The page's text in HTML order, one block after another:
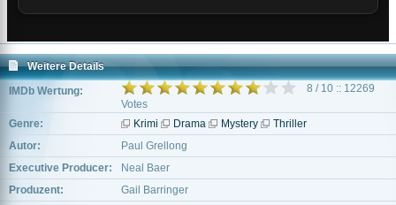
Weitere Details
IMDb Wertung:
8 / 10 :: 12269
Votes
Genre:
Krimi Drama Mystery
Thriller
Autor:
Paul Grellong
Executive Producer:
Neal Baer
Produzent:
Gail Barringer